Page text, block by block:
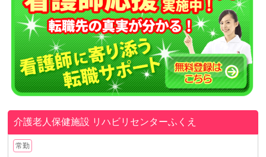
介護老人保健施設 リハビリセンターふくえ
常勤